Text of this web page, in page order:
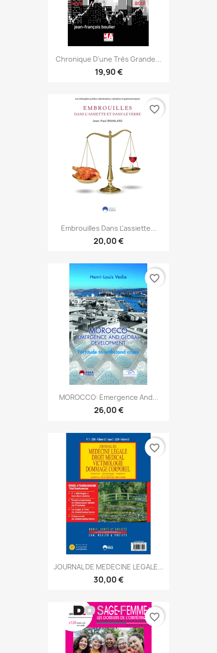
Chronique D'une Très Grande...
19,90 €
Embrouilles Dans L'assiette...
20,00 €
favorite_border
MOROCCO: Emergence And...
26,00 €
favorite_border
JOURNAL DE MEDECINE LEGALE...
30,00 €
favorite_border
favorite_border